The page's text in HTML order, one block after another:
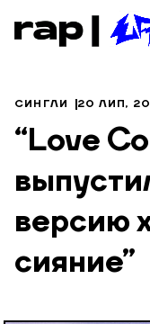
СИНГЛИ 20 ЛИП,
“Love
версию
сияние”